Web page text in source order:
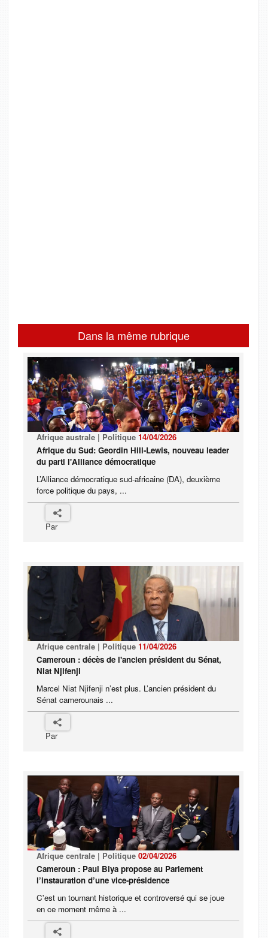
Dans la même rubrique
Afrique australe | Politique 14/04/2026
Afrique du Sud: Geordin Hill-Lewis, nouveau leader
du parti l'Alliance démocratique
L’Alliance démocratique sud-africaine (DA), deuxième
force politique du pays, ...
Par
Afrique centrale | Politique 11/04/2026
Cameroun : décès de l'ancien président du Sénat,
Niat Njifenji
Marcel Niat Njifenji n’est plus. L’ancien président du
Sénat camerounais ...
Par
Afrique centrale | Politique 02/04/2026
Cameroun : Paul Biya propose au Parlement
l’instauration d’une vice-présidence
C'est un tournant historique et controversé qui se joue
en ce moment même à ...